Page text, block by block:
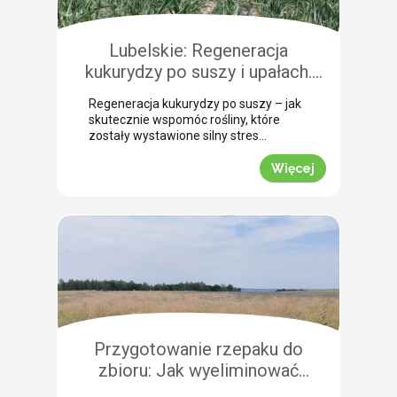
Pokazujemy, na co warto zwrócić
Lubelskie: Regeneracja
kukurydzy po suszy i upałach.
Zobacz rekomendacje z pola!
Regeneracja kukurydzy po suszy – jak
skutecznie wspomóc rośliny, które
zostały wystawione silny stres
termiczny? Jak informuje nasz ekspert
Leszek Konior, kluczem jest szybka
reakcja i wykorzystanie momentu, gdy
przeprowadzona w powiecie
Odpowiednio dobrana strategia
pozwala roślinom odbudować kondycję
fizjologiczną. Pozwijane […]
Więcej
Przygotowanie rzepaku do
zbioru: Jak wyeliminować
chwasty i obniżyć koszty żniw?